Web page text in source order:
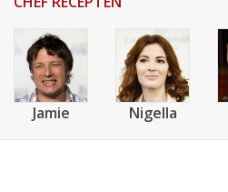
Jamie Nigella